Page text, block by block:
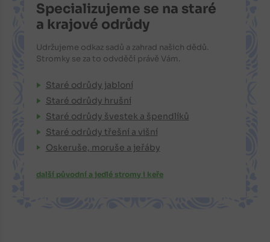
Specializujeme se na staré
a krajové odrůdy
Udržujeme odkaz sadů a zahrad našich dědů.
Stromky se za to odvděčí právě Vám.
Staré odrůdy jabloní
Staré odrůdy hrušní
Staré odrůdy švestek a špendlíků
Staré odrůdy třešní a višní
Oskeruše, moruše a jeřáby
další původní a jedlé stromy i keře